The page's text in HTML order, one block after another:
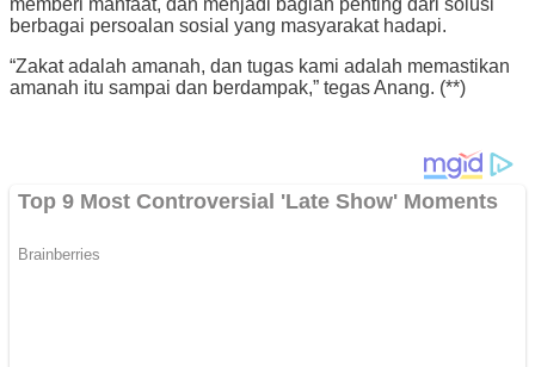
memberi manfaat, dan menjadi bagian penting dari solusi
berbagai persoalan sosial yang masyarakat hadapi.
“Zakat adalah amanah, dan tugas kami adalah memastikan
amanah itu sampai dan berdampak,” tegas Anang. (**)